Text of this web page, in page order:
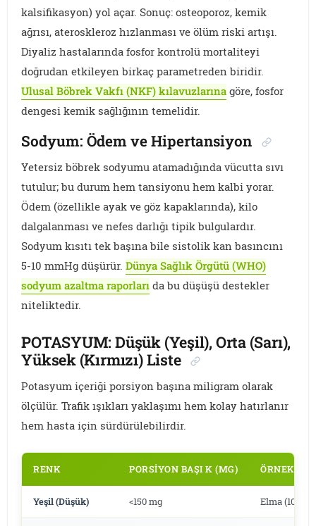
kalsifikasyon) yol açar. Sonuç: osteoporoz, kemik
ağrısı, ateroskleroz hızlanması ve ölüm riski artışı.
Diyaliz hastalarında fosfor kontrolü mortaliteyi
doğrudan etkileyen birkaç parametreden biridir.
Ulusal Böbrek Vakfı (NKF) kılavuzlarına göre, fosfor
dengesi kemik sağlığının temelidir.
Sodyum: Ödem ve Hipertansiyon
Yetersiz böbrek sodyumu atamadığında vücutta sıvı
tutulur; bu durum hem tansiyonu hem kalbi yorar.
Ödem (özellikle ayak ve göz kapaklarında), kilo
dalgalanması ve nefes darlığı tipik bulgulardır.
Sodyum kısıtı tek başına bile sistolik kan basıncını
5-10 mmHg düşürür.Dünya Sağlık Örgütü (WHO)
sodyum azaltma raporları da bu düşüşü destekler
niteliktedir.
POTASYUM: Düşük (Yeşil), Orta (Sarı),
Yüksek (Kırmızı) Liste
Potasyum içeriği porsiyon başına miligram olarak
ölçülür. Trafik ışıkları yaklaşımı hem kolay hatırlanır
hem hasta için sürdürülebilirdir.
RENK PORSIYON BAŞI K (MG) ÖRNEK
Yeşil (Düşük) <150 mg Elma (107),